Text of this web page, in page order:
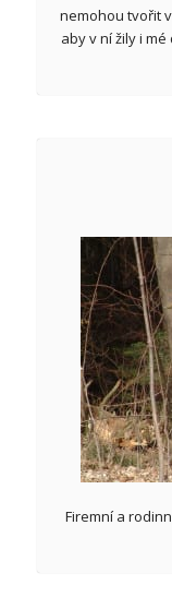
nemohou tvořit
aby v ní žily i
Firemní a